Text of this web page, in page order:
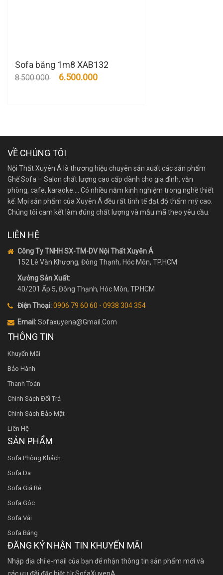
Sofa băng 1m8 XAB132
8.500.000 6.500.000
VỀ CHÚNG TÔI
Nội Thất Xuyên Á là thương hiệu chuyên sản xuất các sản phẩm
Ghế Sofa – Salon chất lượng cao cấp dành cho gia đình, văn
phòng, cafe, karaoke…. Có nhiều năm kinh nghiệm trong nghề thiết
kế. Mọi sản phẩm của Xuyên Á đều rất tinh tế đạt độ thẩm mỹ cao.
Chúng tôi cam kết làm đúng chất lượng và mẫu mã theo yêu cầu.
LIÊN HỆ
Công Ty TNHH SX-TM-DV Nội Thất Xuyên Á
152 Lê Văn Khương, Đông Thạnh, Hóc Môn, TP.HCM
Xưởng Sản Xuất:
40/201 Ấp 5, Đông Thạnh, Hóc Môn, TP.HCM
Điện Thoại:0906 79 60 60 - 0938 304 354
Email:Sofaxuyena@gmail.Com
THÔNG TIN
Khuyến Mãi
Bảo Hành
Thanh Toán
Chính Sách Đổi Trả
Chính Sách Bảo Mật
Liên Hệ
SẢN PHẨM
Sofa Phòng Khách
Sofa Da
Sofa Giá Rẻ
Sofa Góc
Sofa Vải
Sofa Băng
ĐĂNG KÝ NHẬN TIN KHUYẾN MÃI
Nhập địa chỉ e-mail của bạn để nhận thông tin sản phẩm mới và
các ưu đãi đặc biệt từ SofaXuyenA